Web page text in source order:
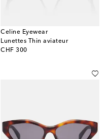
Celine Eyewear
Lunettes Thin aviateur
CHF 300
original price